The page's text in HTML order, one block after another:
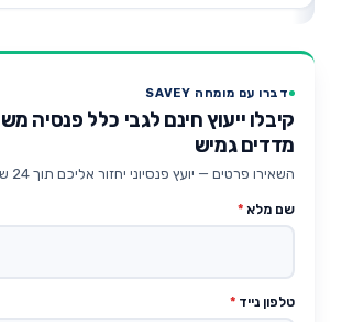
דברו עם מומחה SAVEY
קיבלו ייעוץ חינם לגבי כלל פנסיה
מדדים גמיש
השאירו פרטים — יועץ פנסיוני יחזור אליכם תוך 24 שעות.
שם מלא *
טלפון נייד *